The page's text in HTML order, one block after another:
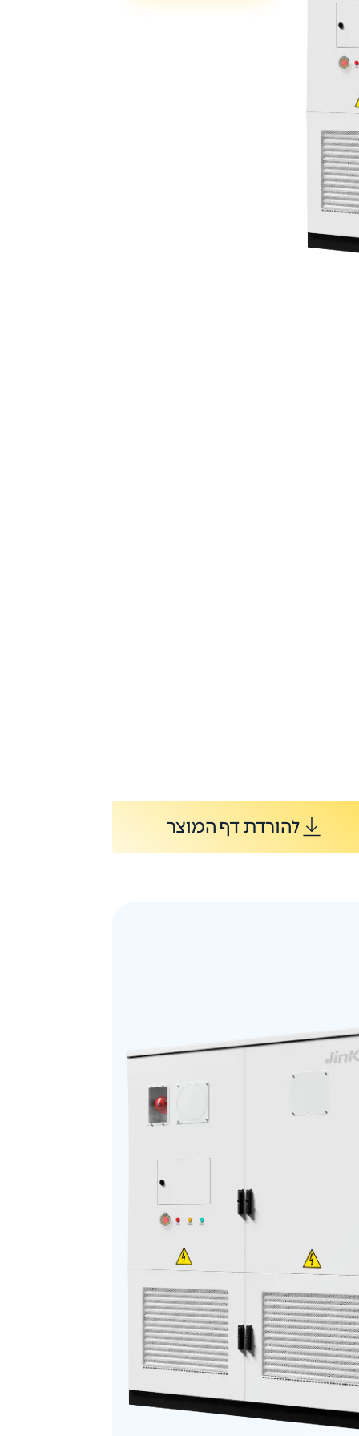
להורדת דף המוצר